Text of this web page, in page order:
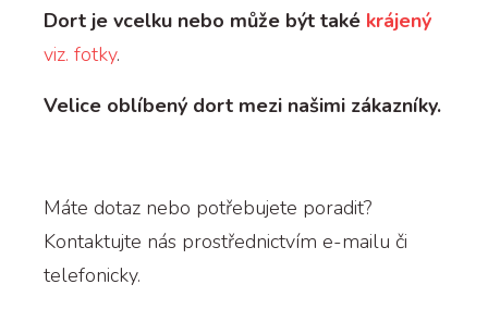
Dort je vcelku nebo může být také krájený
viz. fotky.
Velice oblíbený dort mezi našimi zákazníky.
Máte dotaz nebo potřebujete poradit?
Kontaktujte nás prostřednictvím e-mailu či
telefonicky.